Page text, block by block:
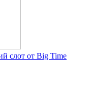
слот от Big Time